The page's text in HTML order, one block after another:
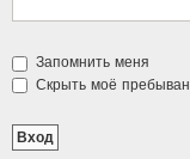
Запомнить меня
Скрыть моё